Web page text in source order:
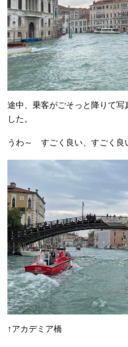
途中、乗客がごそっと降りて写
した。
うわ～ すごく良い、すごく良
↑アカデミア橋